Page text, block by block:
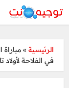
الرئيسية »
في الفلاحة لأولاد